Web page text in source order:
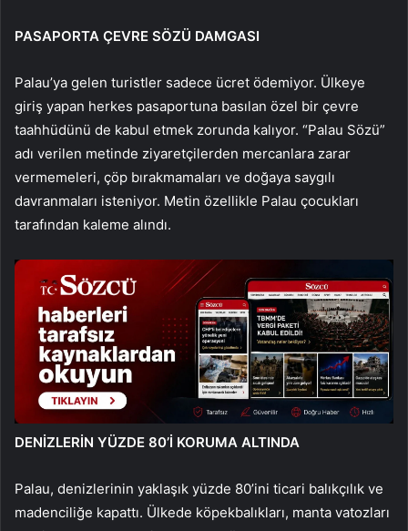
PASAPORTA ÇEVRE SÖZÜ DAMGASI
Palau’ya gelen turistler sadece ücret ödemiyor. Ülkeye
giriş yapan herkes pasaportuna basılan özel bir çevre
taahhüdünü de kabul etmek zorunda kalıyor. “Palau Sözü”
adı verilen metinde ziyaretçilerden mercanlara zarar
vermemeleri, çöp bırakmamaları ve doğaya saygılı
davranmaları isteniyor. Metin özellikle Palau çocukları
tarafından kaleme alındı.
DENİZLERİN YÜZDE 80’İ KORUMA ALTINDA
Palau, denizlerinin yaklaşık yüzde 80’ini ticari balıkçılık ve
madenciliğe kapattı. Ülkede köpekbalıkları, manta vatozları